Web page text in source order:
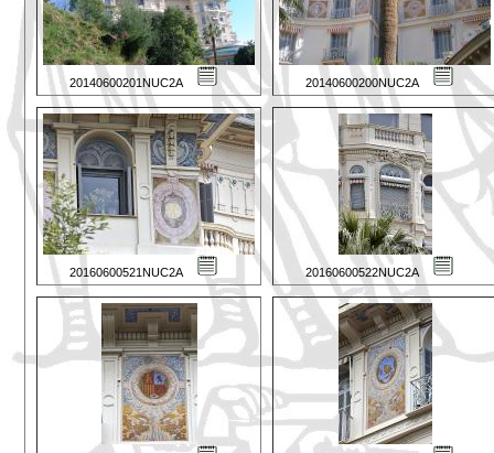
20140600201NUC2A 20140600200NUC2A
20160600521NUC2A 20160600522NUC2A